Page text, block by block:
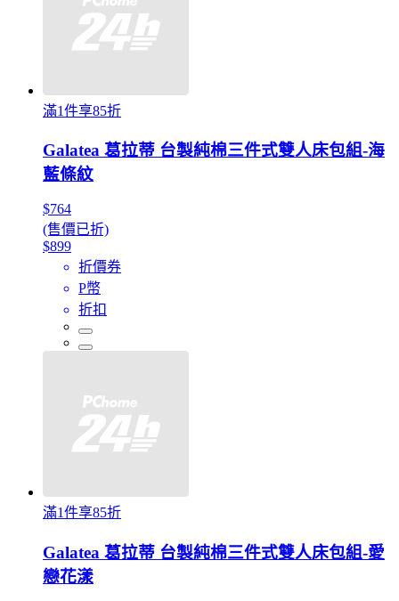
滿1件享85折
Galatea 葛拉蒂 台製純棉三件式雙人床包組-海
藍條紋
$764
(售價已折)
$899
折價券
P幣
折扣
滿1件享85折
Galatea 葛拉蒂 台製純棉三件式雙人床包組-愛
戀花漾